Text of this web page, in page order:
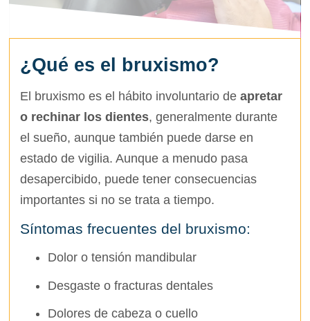
¿Qué es el bruxismo?
El bruxismo es el hábito involuntario deapretar
o rechinar los dientes, generalmente durante
el sueño, aunque también puede darse en
estado de vigilia. Aunque a menudo pasa
desapercibido, puede tener consecuencias
importantes si no se trata a tiempo.
Síntomas frecuentes del bruxismo:
Dolor o tensión mandibular
Desgaste o fracturas dentales
Dolores de cabeza o cuello